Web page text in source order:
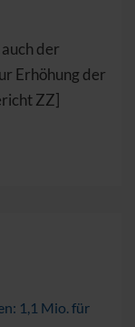
der
Erhöhung der
ZZ]
1,1 Mio. für